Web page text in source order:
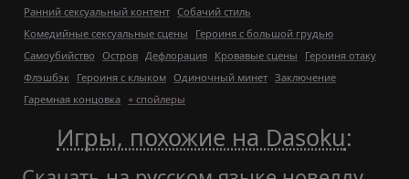
Ранний сексуальный контент Собачий стиль
Комедийные сексуальные сцены
Героиня с большой грудью
Самоубийство Остров Дефлорация Кровавые сцены
Героиня отаку
Флэшбэк Героиня с клыком Одиночный минет Заключение
Гаремная концовка + спойлеры
Игры, похожие на Dasoku: